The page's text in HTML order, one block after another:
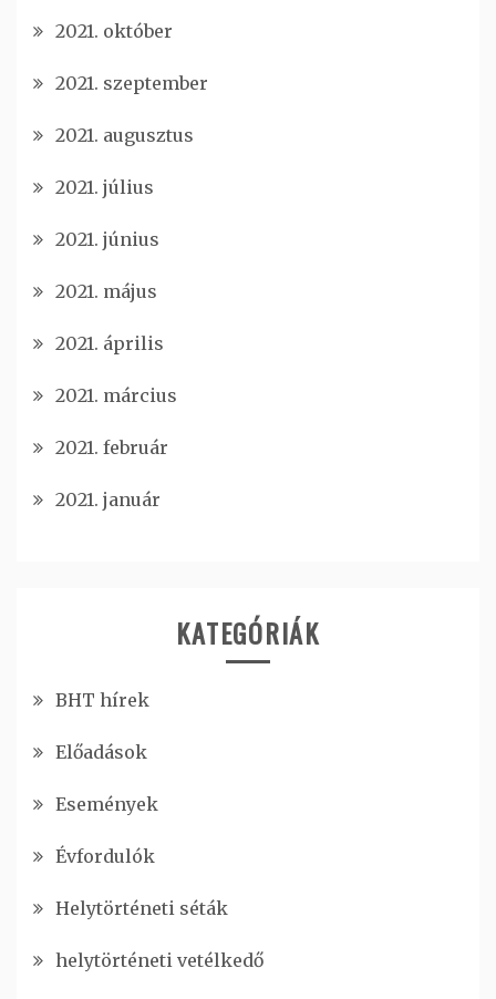
2021. október
2021. szeptember
2021. augusztus
2021. július
2021. június
2021. május
2021. április
2021. március
2021. február
2021. január
KATEGÓRIÁK
BHT hírek
Előadások
Események
Évfordulók
Helytörténeti séták
helytörténeti vetélkedő